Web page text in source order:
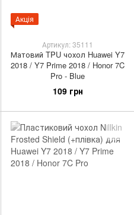
Акція
Артикул: 35111
Матовий TPU чохол Huawei Y7
2018 / Y7 Prime 2018 / Honor 7C
Pro - Blue
109 грн